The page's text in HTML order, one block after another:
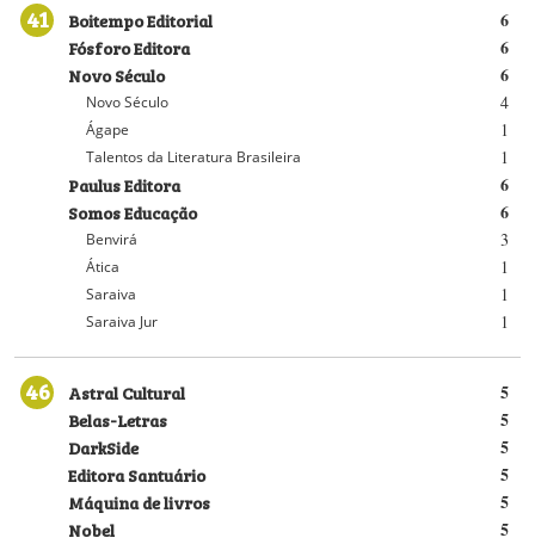
41 6
Boitempo Editorial
6
Fósforo Editora
6
Novo Século
4
Novo Século
1
Ágape
1
Talentos da Literatura Brasileira
6
Paulus Editora
6
Somos Educação
3
Benvirá
1
Ática
1
Saraiva
1
Saraiva Jur
46 5
Astral Cultural
5
Belas-Letras
5
DarkSide
5
Editora Santuário
5
Máquina de livros
5
Nobel